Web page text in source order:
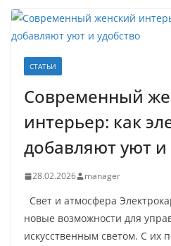
СТАТЬИ
Современный
интерьер: как
добавляют уют и
28.02.2026 manager
Свет и атмосфера
новые возможности для
искусственным светом. С